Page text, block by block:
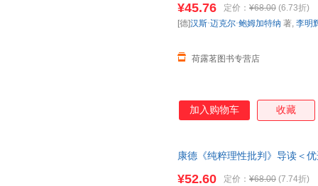
¥45.76 定价： ¥68.00 (6.73折)
荷露茗图书专营店
[德]汉斯·迈克尔·鲍姆加特纳 著, 李明
加入购物车 收藏
康德《纯粹理性批判》导读＜
¥52.60 定价： ¥68.00 (7.74折)